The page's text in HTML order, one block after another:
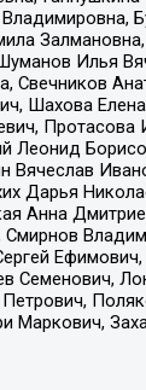
Илья
Свечников
Шахова
Протасова
Леонид
Вячеслав
Дарья
Анна
Смирнов
Семенович,
Маркович,